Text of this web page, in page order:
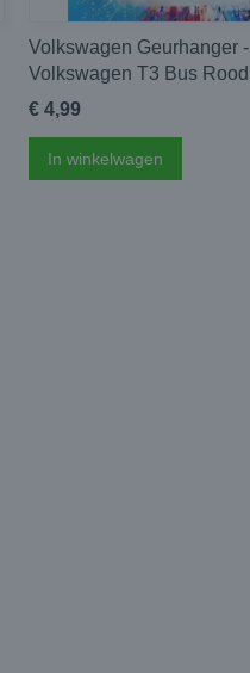
Volkswagen Geurhanger -
Volkswagen T3 Bus Rood
€ 4,99
In winkelwagen